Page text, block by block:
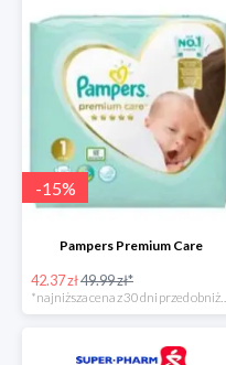
-15%
Pampers Premium Care
42.37 zł49.99 zł*